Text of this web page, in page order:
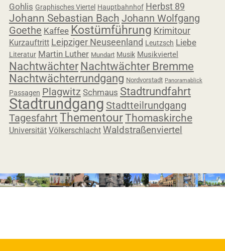
Gohlis Graphisches Viertel Hauptbahnhof Herbst 89
Johann Sebastian Bach Johann Wolfgang
Goethe Kaffee Kostümführung Krimitour
Kurzauftritt Leipziger Neuseenland Leutzsch Liebe
Literatur Martin Luther Mundart Musik Musikviertel
NachtwächterNachtwächter Bremme
Nachtwächterrundgang Nordvorstadt Panoramablick
Passagen Plagwitz Schmaus Stadtrundfahrt
Stadtrundgang Stadtteilrundgang
Tagesfahrt ThementourThomaskirche
Universität Völkerschlacht Waldstraßenviertel